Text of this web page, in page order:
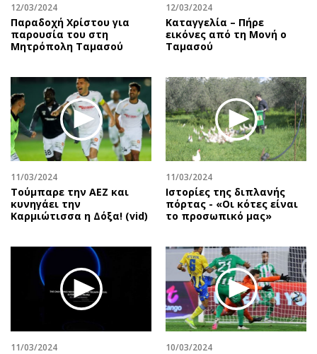
Πολιτισμός
Σινεμά
Θέατρο-Χορός
Μουσική
Εικαστικά
Βιβλίο
Χειρόγραφα
Εκπομπές
Wine routes
Podcasts
Uncut
Προσφορές
Προσωπικότητες στην ''Κ''
Επιστολές
12/03/2024
Παραδοχή Χρίστου για
παρουσία του στη
Μητρόπολη Ταμασού
12/03/2024
Καταγγελία – Πήρε
εικόνες από τη Μονή ο
Ταμασού
11/03/2024
Τούμπαρε την ΑΕΖ και
κυνηγάει την
Καρμιώτισσα η Δόξα! (vid)
11/03/2024
Ιστορίες της διπλανής
πόρτας - «Οι κότες είναι
το προσωπικό μας»
11/03/2024 10/03/2024